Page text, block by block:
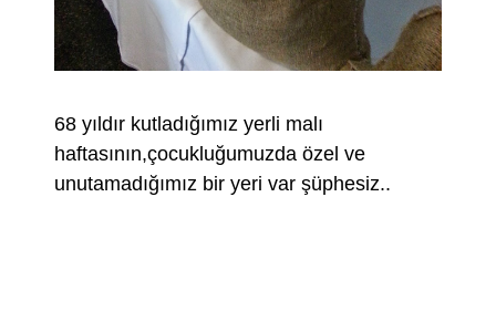
68 yıldır kutladığımız yerli malı
haftasının,çocukluğumuzda özel ve
unutamadığımız bir yeri var şüphesiz..